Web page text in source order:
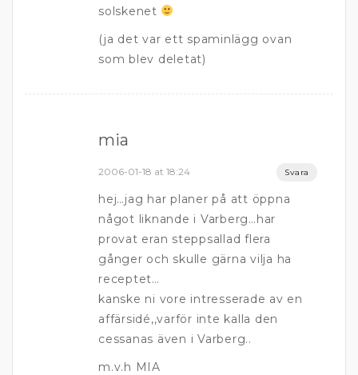
solskenet
(ja det var ett spaminlägg ovan
som blev deletat)
mia
2006-01-18 at 18:24 Svara
hej…jag har planer på att öppna
något liknande i Varberg…har
provat eran steppsallad flera
gånger och skulle gärna vilja ha
receptet…
kanske ni vore intresserade av en
affärsidé,,varför inte kalla den
cessanas även i Varberg..
m.v.h MIA